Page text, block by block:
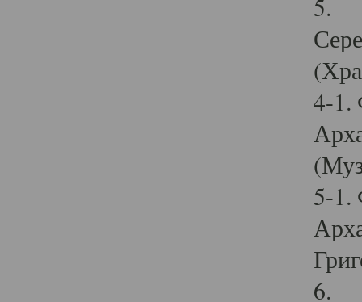
5.
4-1.
5-1.
6.